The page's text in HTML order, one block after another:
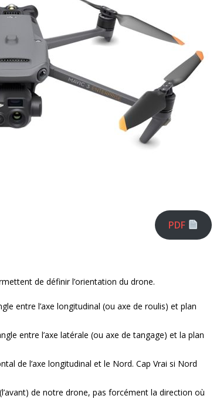
PDF
de définir l’orientation du drone.
entre l’axe longitudinal (ou axe de roulis) et plan
entre l’axe latérale (ou axe de tangage) et la plan
de l’axe longitudinal et le Nord. Cap Vrai si Nord
de notre drone, pas forcément la direction où